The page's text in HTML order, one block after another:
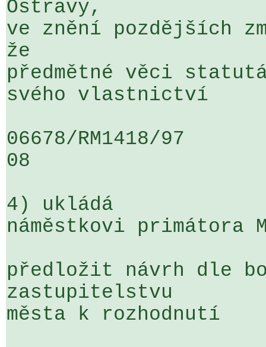
Ostravy,
ve znění pozdějších
že
předmětné věci
svého vlastnictví
06678/RM1418/
08
4) ukládá
náměstkovi primátora
předložit návrh dle
zastupitelstvu
města k rozhodnutí